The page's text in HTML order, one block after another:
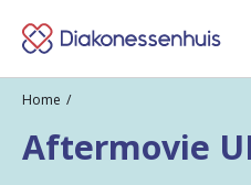
Keer
terug
de
Home
Aftermovie